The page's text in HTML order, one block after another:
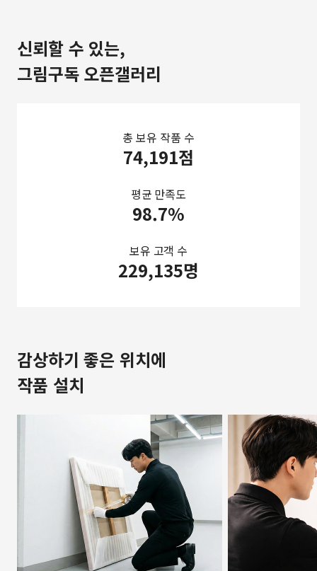
신뢰할 수 있는,
그림구독 오픈갤러리
총 보유 작품 수
74,191점
평균 만족도
98.7%
보유 고객 수
229,135명
감상하기 좋은 위치에
작품 설치